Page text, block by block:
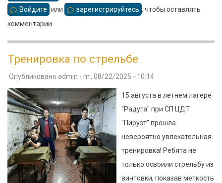
Приключения
Войдите или зарегистрируйтесь , чтобы оставлять
комментарии
Тренировка по стрельбе
Опубликовано admin - пт, 08/22/2025 - 10:14
15 августа в летнем лагере
"Радуга" при СП ЦДТ
"Пируэт" прошла
невероятно увлекательная
тренировка! Ребята не
только освоили стрельбу из
винтовки, показав меткость